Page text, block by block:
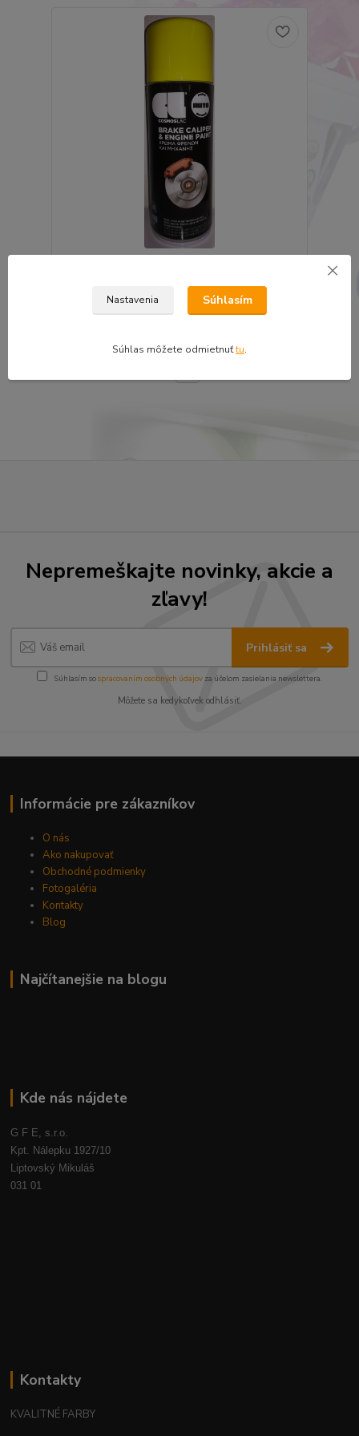
bez DPH
Pridať do košíka
Nepremeškajte novinky, akcie a
zľavy!
Prihlásiť sa
Súhlasím sospracovaním osobných údajov za účelom zasielania newslettera.
Môžete sa kedykoľvek odhlásiť.
Informácie pre zákazníkov
O nás
Ako nakupovať
Obchodné podmienky
Fotogaléria
Kontakty
Blog
Najčítanejšie na blogu
Kde nás nájdete
G F E, s.r.o.
Kpt. Nálepku 1927/10
Liptovský Mikuláš
031 01
Kontakty
KVALITNÉ FARBY
Nastavenia Súhlasím
Súhlas môžete odmietnuťtu.